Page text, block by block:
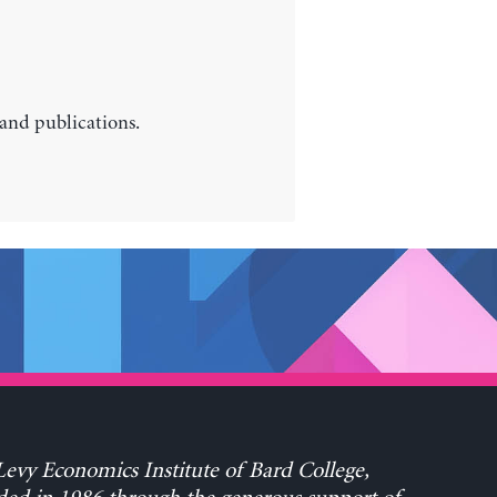
publications.
Economics Institute of Bard College,